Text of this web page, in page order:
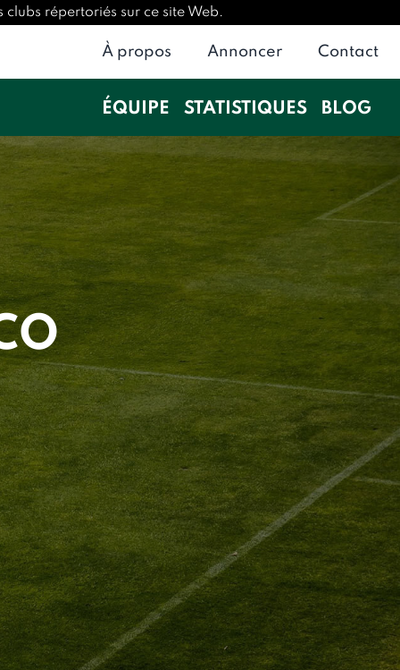
répertoriés sur ce site Web.
À propos Annoncer Contact
ÉQUIPE STATISTIQUES BLOG